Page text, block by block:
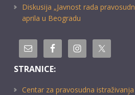
Diskusija „Javnost rada
aprila u Beogradu
STRANICE:
Centar za pravosudna istraživanja